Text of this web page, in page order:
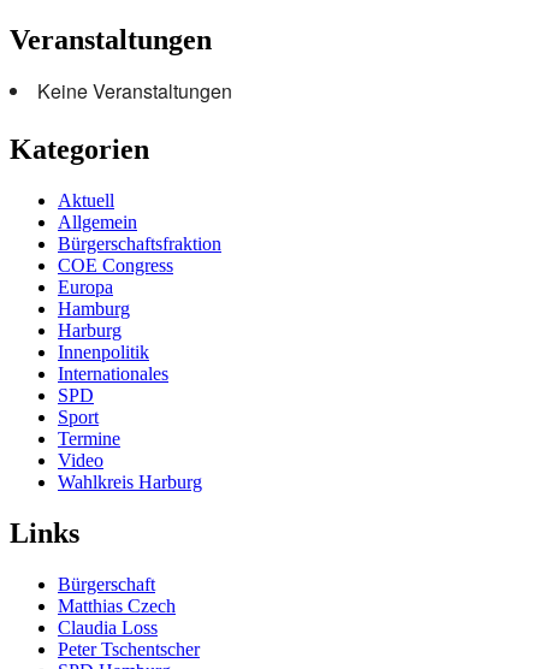
Veranstaltungen
Keine Veranstaltungen
Kategorien
Aktuell
Allgemein
Bürgerschaftsfraktion
COE Congress
Europa
Hamburg
Harburg
Innenpolitik
Internationales
SPD
Sport
Termine
Video
Wahlkreis Harburg
Links
Bürgerschaft
Matthias Czech
Claudia Loss
Peter Tschentscher